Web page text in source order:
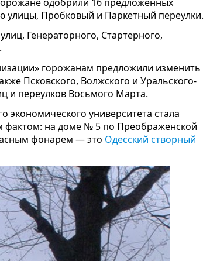
улицы, Пробковый и Паркетный переулки.
Генераторного, Стартерного,
горожанам предложили изменить
Псковского, Волжского и Уральского-
и переулков Восьмого Марта.
экономического университета стала
фактом: на доме № 5 по Преображенской
фонарем — это Одесский створный